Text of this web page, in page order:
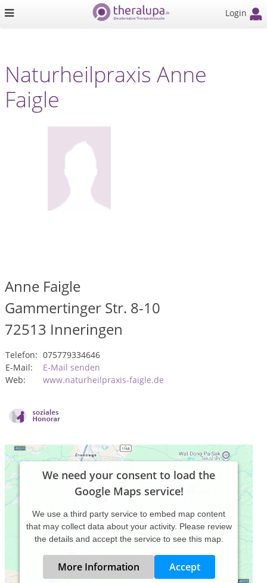
Login
Naturheilpraxis Anne
Faigle
Anne Faigle
Gammertinger Str. 8-10
72513 Inneringen
Telefon: 075779334646
E-Mail:
E-Mail senden
Web:
www.naturheilpraxis-faigle.de
We need your consent to load the
Google Maps service!
We use a third party service to embed map content
that may collect data about your activity. Please review
the details and accept the service to see this map.
More Information Accept